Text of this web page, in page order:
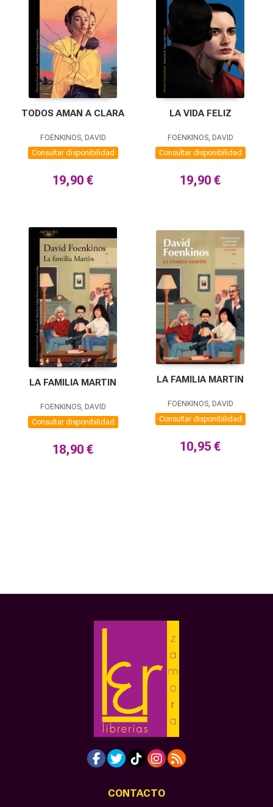
TODOS AMAN A CLARA
FOENKINOS, DAVID
Consultar disponibilidad
19,90 €
LA VIDA FELIZ
FOENKINOS, DAVID
Consultar disponibilidad
19,90 €
LA FAMILIA MARTIN
FOENKINOS, DAVID
Consultar disponibilidad
18,90 €
LA FAMILIA MARTIN
FOENKINOS, DAVID
Consultar disponibilidad
10,95 €
CONTACTO